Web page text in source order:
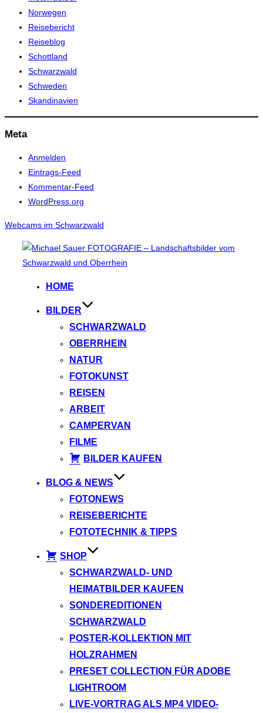
Norwegen
Reisebericht
Reiseblog
Schottland
Schwarzwald
Schweden
Skandinavien
Meta
Anmelden
Eintrags-Feed
Kommentar-Feed
WordPress.org
Webcams im Schwarzwald
Inhalt
HOME
BILDER
SCHWARZWALD
OBERRHEIN
NATUR
FOTOKUNST
REISEN
ARBEIT
CAMPERVAN
FILME
BILDER KAUFEN
BLOG & NEWS
FOTONEWS
REISEBERICHTE
FOTOTECHNIK & TIPPS
SHOP
SCHWARZWALD- UND
HEIMATBILDER KAUFEN
SONDEREDITIONEN
SCHWARZWALD
POSTER-KOLLEKTION MIT
HOLZRAHMEN
PRESET COLLECTION FÜR ADOBE
LIGHTROOM
LIVE-VORTRAG ALS MP4 VIDEO-